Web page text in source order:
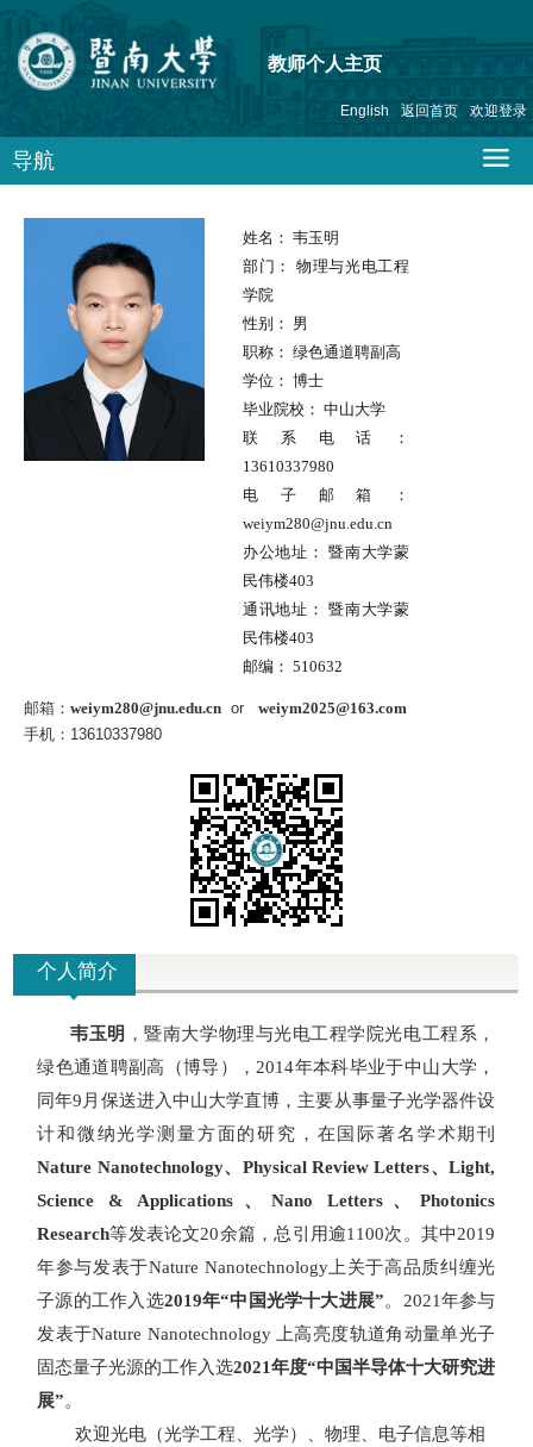
教师个人主页
English 返回首页 欢迎登录
导航
姓名： 韦玉明
部门： 物理与光电工程
学院
性别： 男
职称： 绿色通道聘副高
学位： 博士
毕业院校： 中山大学
联系电话：
13610337980
电子邮箱：
weiym280@jnu.edu.cn
办公地址：暨南大学蒙
民伟楼403
通讯地址：暨南大学蒙
民伟楼403
邮编： 510632
邮箱： weiym280@jnu.edu.cn or weiym2025@163.com
手机：13610337980
个人简介
韦玉明 ，暨南大学物理与光电工程学院光电工程系，
绿色通道聘副高（博导）， 2014年本科毕业于中山大学，
同年9 月保送进入中山大学直博，主要从事量子光学器件设
计和微纳光学测量方面的研究，在国际著名学术期刊
Nature Nanotechnology、 Physical Review Letters、Light,
Science & Applications 、 Nano Letters、Photonics
Research等发表论文20余篇，总引用逾1100次。其中2019
年参与发表于Nature Nanotechnology上关于高品质纠缠光
子源的工作入选2019年“中国光学十大进展”。 2021年参与
发表于Nature Nanotechnology
上高亮度轨道角动量单光子
固态量子光源的工作入选2021年度“中国半导体十大研究进
展”。
欢迎光电（光学工程、光学）、物理、电子信息等相